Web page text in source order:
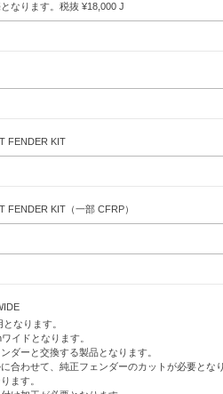
なります。税抜 ¥18,000 J
FENDER KIT
FENDER KIT（一部 CFRP）
なります。
イドとなります。
ダーと交換する製品となります。
合わせて、純正フェンダーのカットが必要となり
ます。